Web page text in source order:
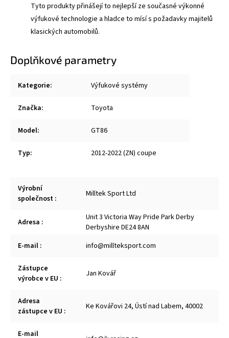
Tyto produkty přinášejí to nejlepší ze současné výkonné
výfukové technologie a hladce to mísí s požadavky majitelů
klasických automobilů.
Doplňkové parametry
Kategorie: Výfukové systémy
Značka: Toyota
Model: GT86
Typ: 2012-2022 (ZN) coupe
Výrobní
společnost : Milltek Sport Ltd
Adresa :
Unit 3 Victoria Way Pride Park Derby
Derbyshire DE24 8AN
E-mail : info@millteksport.com
Zástupce
výrobce v EU : Jan Kovář
Adresa
zástupce v EU : Ke Kovářovi 24, Ústí nad Labem, 40002
E-mail